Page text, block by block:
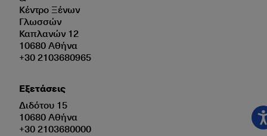
Κέντρο Ξένων
Γλωσσών
Καπλανών 12
10680 Αθήνα
+30 2103680965
Εξετάσεις
Διδότου 15
10680 Αθήνα
+30 2103680000